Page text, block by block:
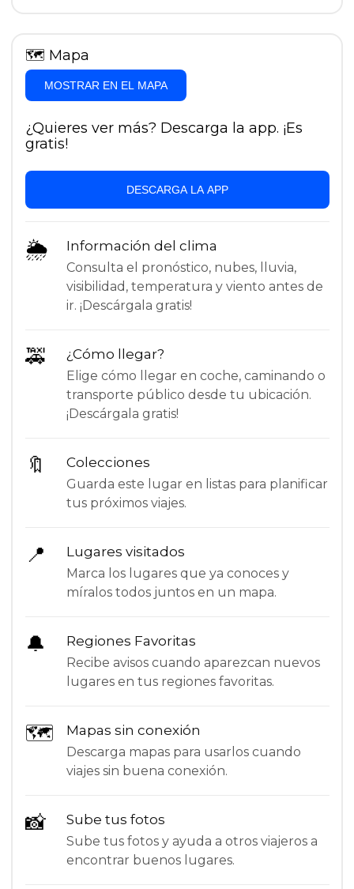
🗺 Mapa
MOSTRAR EN EL MAPA
¿Quieres ver más? Descarga la app. ¡Es
gratis!
DESCARGA LA APP
🌦 Información del clima
Consulta el pronóstico, nubes, lluvia,
visibilidad, temperatura y viento antes de
ir. ¡Descárgala gratis!
🚕 ¿Cómo llegar?
Elige cómo llegar en coche, caminando o
transporte público desde tu ubicación.
¡Descárgala gratis!
🔖 Colecciones
Guarda este lugar en listas para planificar
tus próximos viajes.
📍 Lugares visitados
Marca los lugares que ya conoces y
míralos todos juntos en un mapa.
🔔 Regiones Favoritas
Recibe avisos cuando aparezcan nuevos
lugares en tus regiones favoritas.
🗺 Mapas sin conexión
Descarga mapas para usarlos cuando
viajes sin buena conexión.
📸 Sube tus fotos
Sube tus fotos y ayuda a otros viajeros a
encontrar buenos lugares.